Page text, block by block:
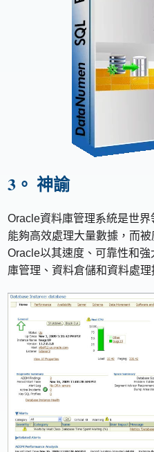
3。 神諭
Oracle資料庫管理系統是世
能夠高效處理大量數據，而
Oracle以其速度、可靠性和
庫管理、資料倉儲和資料處理